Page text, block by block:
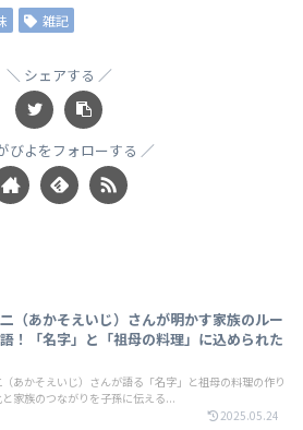
雑記
シェアする
びよをフォローする
（あかそえいじ）さんが明かす家族のルー
！「名字」と「祖母の料理」に込められた
あかそえいじ）さんが語る「名字」と祖母の料理の作り
家族のつながりを子孫に伝える...
2025.05.24